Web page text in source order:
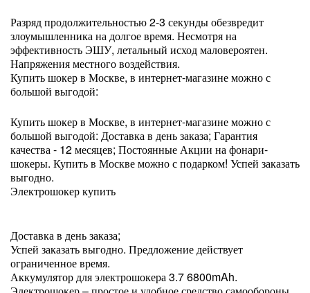
Разряд продолжительностью 2-3 секунды обезвредит
злоумышленника на долгое время. Несмотря на
эффективность ЭШУ, летальный исход маловероятен.
Напряжения местного воздействия.
Купить шокер в Москве, в интернет-магазине можно с
большой выгодой:
Купить шокер в Москве, в интернет-магазине можно с
большой выгодой: Доставка в день заказа; Гарантия
качества - 12 месяцев; Постоянные Акции на фонари-
шокеры. Купить в Москве можно с подарком! Успей заказать
выгодно.
Электрошокер купить
Доставка в день заказа;
Успей заказать выгодно. Предложение действует
ограниченное время.
Аккумулятор для электрошокера 3.7 6800mAh.